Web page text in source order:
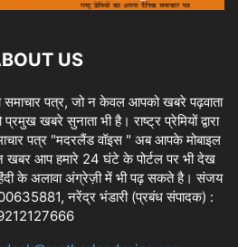
US
समाचार पत्र, जो न केवल आपको खबरे पढ़वाता
खबरे सुनाता भी है। राष्ट्र प्रेमियों द्वारा
पत्र "मदरलैंड वॉइस " अब आपके मोबाइल
खबर आप हमारे 24 घंटे के पोर्टल पर भी देख
के अलावा अंग्रेज़ी में भी पढ़ सकते है। संजय
नरेंद्र भंडारी (प्रबंध संपादक) :